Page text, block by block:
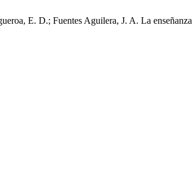
E. D.; Fuentes Aguilera, J. A. La